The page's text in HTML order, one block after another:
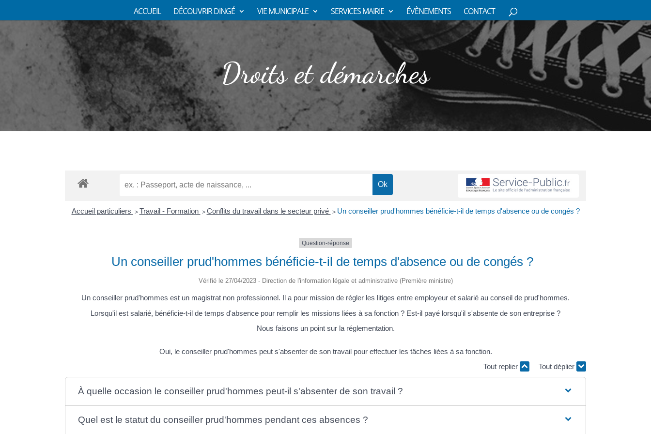
ACCUEIL DÉCOUVRIR DINGÉ VIE MUNICIPALE SERVICES MAIRIE ÉVÈNEMENTS CONTACT
Droits et démarches
Accueil particuliers > Travail - Formation > Conflits du travail dans le secteur privé > Un conseiller prud'hommes bénéficie-t-il de temps d'absence ou de congés ?
Question-réponse
Un conseiller prud'hommes bénéficie-t-il de temps d'absence ou de congés ?
Vérifié le 27/04/2023 - Direction de l'information légale et administrative (Première ministre)
Un conseiller prud'hommes est un magistrat non professionnel. Il a pour mission de régler les litiges entre employeur et salarié au conseil de prud'hommes.
Lorsqu'il est salarié, bénéficie-t-il de temps d'absence pour remplir les missions liées à sa fonction ? Est-il payé lorsqu'il s'absente de son entreprise ?
Nous faisons un point sur la réglementation.
Oui, le conseiller prud'hommes peut s'absenter de son travail pour effectuer les tâches liées à sa fonction.
Tout replier
Tout déplier
À quelle occasion le conseiller prud'hommes peut-il s'absenter de son travail ?
Quel est le statut du conseiller prud'hommes pendant ces absences ?